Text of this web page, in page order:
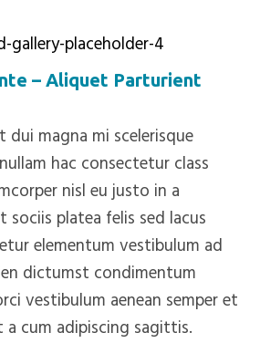
– Aliquet Parturient
magna mi scelerisque
hac consectetur class
nisl eu justo in a
sociis platea felis sed lacus
elementum vestibulum ad
dictumst condimentum
vestibulum aenean semper et
a cum adipiscing sagittis.